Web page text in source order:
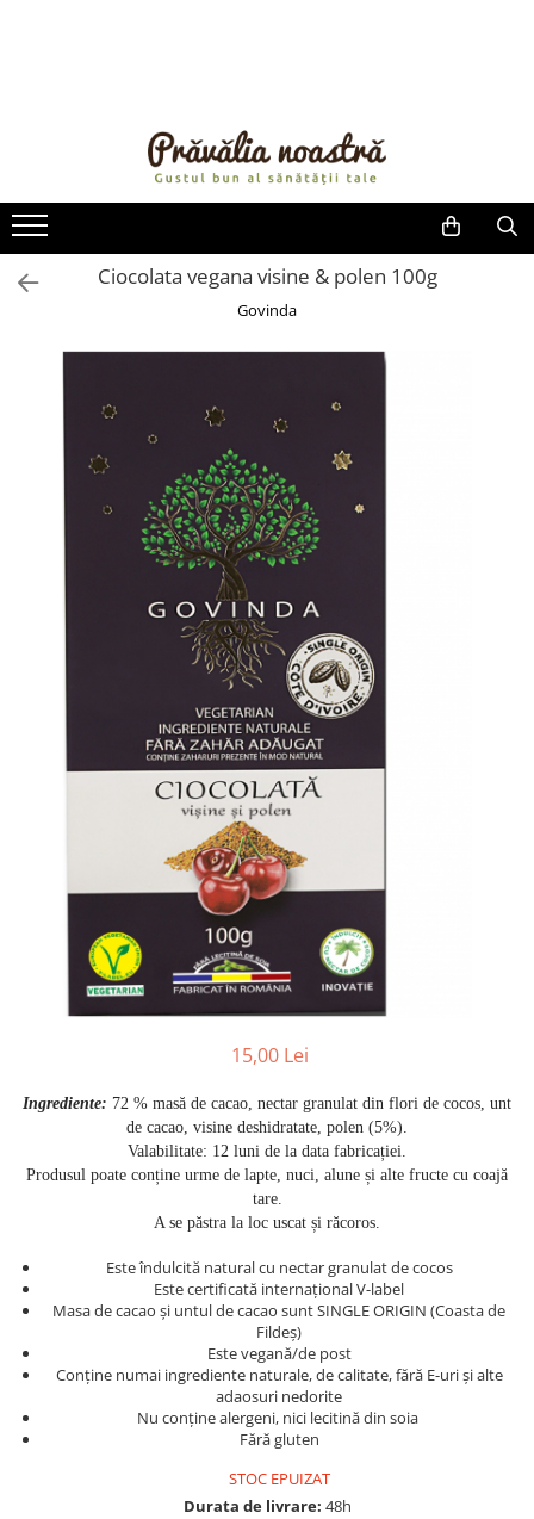
ULEIURI ȘI UNTURI
MĂSLINE
NUCI ȘI SEMINȚE
FRUCTE DESHIDRATATE
FRUCTE LA CONSERVĂ
FĂINĂ FĂRĂ GLUTEN
BĂUTURI / LAPTE VEGETAL
OREZ ȘI CEREALE
PASTE
CREME ȘI PASTE TARTINABILE
PRODUSE ECO / ORGANICE
PRODUSE ROMÂNEȘTI
COSMETICE
REMEDII NATURISTE
TOATE PRODUSELE
Ciocolata vegana visine & polen 100g
Govinda
15,00 Lei
Ingrediente: 72 % masă de cacao, nectar granulat din flori de cocos, unt
de cacao, visine deshidratate, polen (5%).
Valabilitate: 12 luni de la data fabricației.
Produsul poate conține urme de lapte, nuci, alune și alte fructe cu coajă
tare.
A se păstra la loc uscat și răcoros.
Este îndulcită natural cu nectar granulat de cocos
Este certificată internațional V-label
Masa de cacao și untul de cacao sunt SINGLE ORIGIN (Coasta de
Fildeș)
Este vegană/de post
Conține numai ingrediente naturale, de calitate, fără E-uri și alte
adaosuri nedorite
Nu conține alergeni, nici lecitină din soia
Fără gluten
STOC EPUIZAT
Durata de livrare: 48h